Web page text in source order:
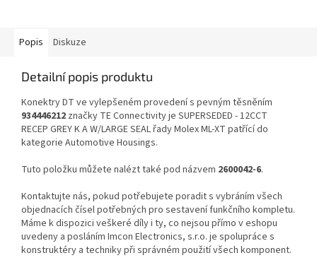
Popis Diskuze
Detailní popis produktu
Konektry DT ve vylepšeném provedení s pevným těsněním
934446212 značky TE Connectivity je SUPERSEDED - 12CCT
RECEP GREY K A W/LARGE SEAL řady Molex ML-XT patřící do
kategorie Automotive Housings.
Tuto položku můžete nalézt také pod názvem 2600042-6.
Kontaktujte nás, pokud potřebujete poradit s vybráním všech
objednacích čísel potřebných pro sestavení funkčního kompletu.
Máme k dispozici veškeré díly i ty, co nejsou přímo v eshopu
uvedeny a posláním Imcon Electronics, s.r.o. je spolupráce s
konstruktéry a techniky při správném použití všech komponent.